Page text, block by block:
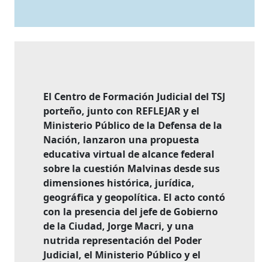
El Centro de Formación Judicial del TSJ
porteño, junto con REFLEJAR y el
Ministerio Público de la Defensa de la
Nación, lanzaron una propuesta
educativa virtual de alcance federal
sobre la cuestión Malvinas desde sus
dimensiones histórica, jurídica,
geográfica y geopolítica. El acto contó
con la presencia del jefe de Gobierno
de la Ciudad, Jorge Macri, y una
nutrida representación del Poder
Judicial, el Ministerio Público y el